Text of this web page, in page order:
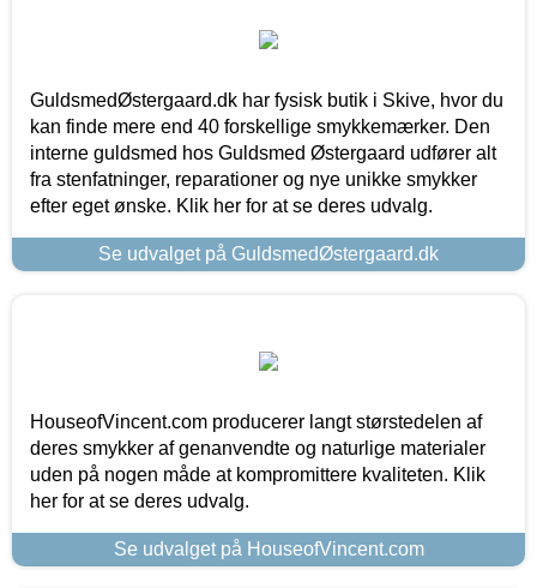
GuldsmedØstergaard.dk har fysisk butik i Skive, hvor du
kan finde mere end 40 forskellige smykkemærker. Den
interne guldsmed hos Guldsmed Østergaard udfører alt
fra stenfatninger, reparationer og nye unikke smykker
efter eget ønske. Klik her for at se deres udvalg.
Se udvalget på GuldsmedØstergaard.dk
HouseofVincent.com producerer langt størstedelen af
deres smykker af genanvendte og naturlige materialer
uden på nogen måde at kompromittere kvaliteten. Klik
her for at se deres udvalg.
Se udvalget på HouseofVincent.com